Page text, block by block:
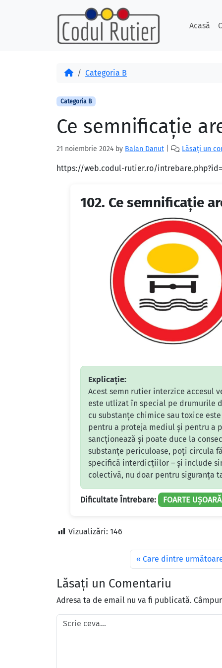
Acasă
AcasăCategoria B
Categoria B
Ce semnificaţie
21 noiembrie 2024 by Balan Danut Lăsați un
https://web.codul-rutier.ro/
102. Ce semnificaţie
Explicație:
Acest semn rutier interzice accesul
este utlizat în special pe drumurile
cu substanțe chimice sau toxice
pentru a proteja mediul și pentru a
sancționează și poate duce la
substanțe periculoase, poți circula
specifică interdicțiilor – și include
colectivă, nu doar pentru siguranța
Dificultate Întrebare: FOARTE UȘOARĂ
Vizualizări: 146
Care dintre
Lăsați un Comentariu
Adresa ta de email nu va fi publicată.